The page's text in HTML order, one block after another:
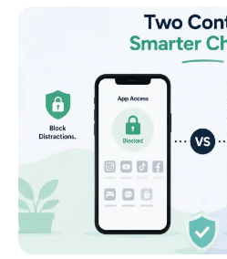
r nutzen sie auch für
rse. Problematisch sind
Inhalt. Dieser Artikel soll
täten für ihre Kinder an
behandelt altersgerechte
rmzeit und stellt gesündere